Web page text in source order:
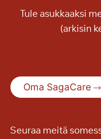
Tule asukkaaksi
(arkisin
Oma SagaCare
Seuraa meitä